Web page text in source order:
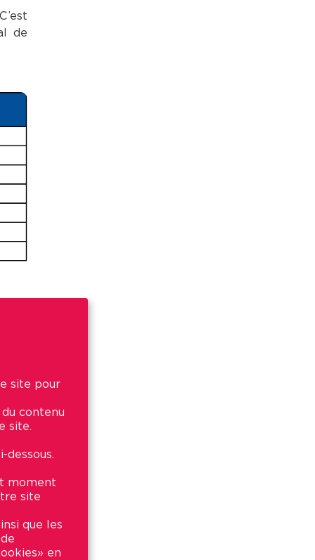
de
site pour
contenu
site.
moment
site
que les
en